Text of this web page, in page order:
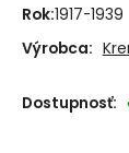
Rok:1917-1939
Výrobca:
Dostupnosť: